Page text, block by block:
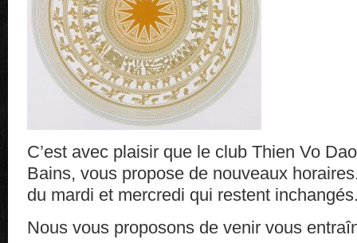
C’est avec plaisir que le club Thien Vo
Bains, vous propose de nouveaux
du mardi et mercredi qui restent
Nous vous proposons de venir vous